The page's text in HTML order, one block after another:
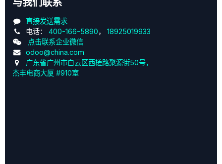
直接发送需求
电话： 400-166-5890， 18925019933
点击联系企业微信
odoo@china.com
广东省广州市白云区西槎路聚源街50号，
杰丰电商大厦 #910室